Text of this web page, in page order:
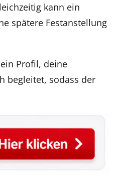
kann ein
spätere Festanstellung
Profil, deine
begleitet, sodass der